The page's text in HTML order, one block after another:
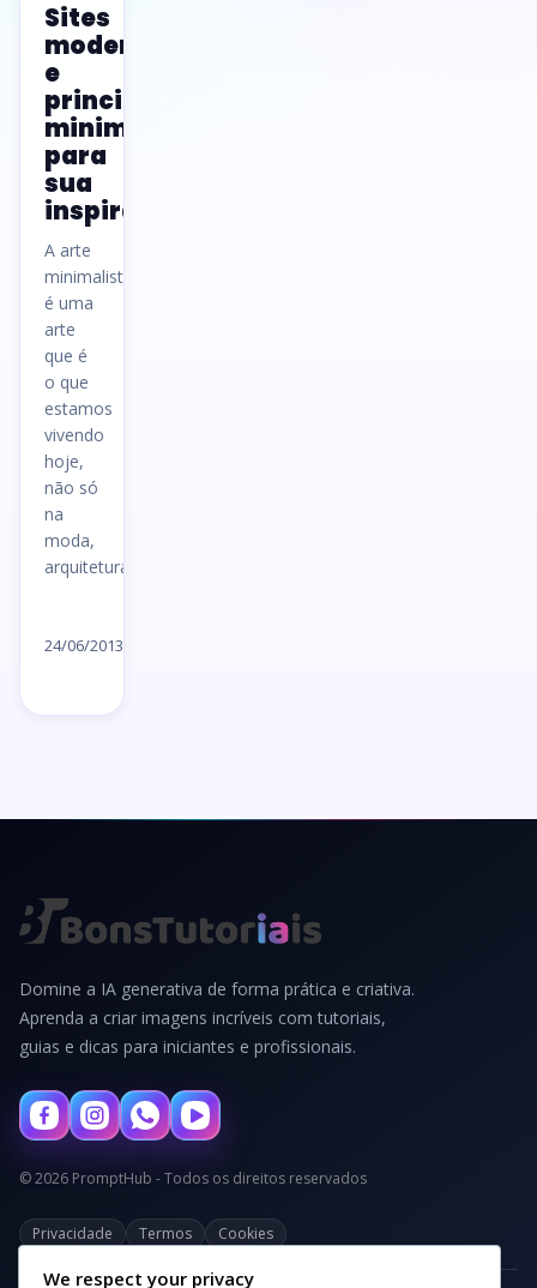
Sites
modernos
e
principalmente
minimalistas
para
sua
inspiração
A arte
minimalista
é uma
arte
que é
o que
estamos
vivendo
hoje,
não só
na
moda,
arquitetura…
24/06/2013
Domine a IA generativa de forma prática e criativa.
Aprenda a criar imagens incríveis com tutoriais,
guias e dicas para iniciantes e profissionais.
© 2026 PromptHub - Todos os direitos reservados
Privacidade Termos Cookies
We respect your privacy